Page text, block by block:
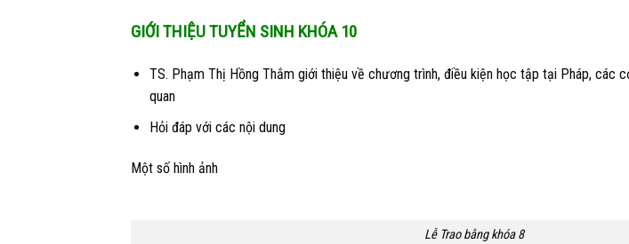
GIỚI THIỆU TUYỂN SINH KHÓA 10
TS. Phạm Thị Hồng Thắm giới thiệu về chương trình, điều kiện học tập tại Pháp, các
quan
Hỏi đáp với các nội dung
Một số hình ảnh
Lễ Trao bằng khóa 8